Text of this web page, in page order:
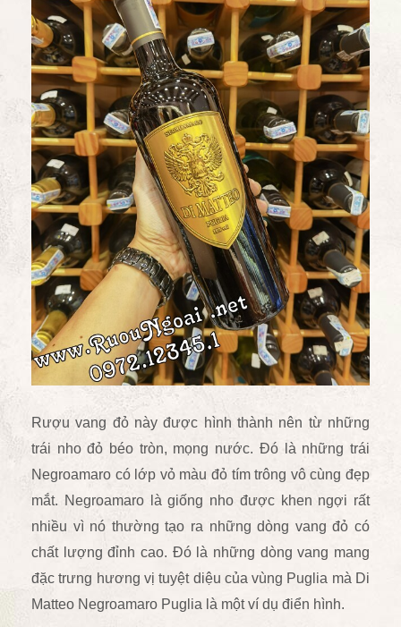
Rượu vang đỏ này được hình thành nên từ những
trái nho đỏ béo tròn, mọng nước. Đó là những trái
Negroamaro có lớp vỏ màu đỏ tím trông vô cùng đẹp
mắt. Negroamaro là giống nho được khen ngợi rất
nhiều vì nó thường tạo ra những dòng vang đỏ có
chất lượng đỉnh cao. Đó là những dòng vang mang
đặc trưng hương vị tuyệt diệu của vùng Puglia mà Di
Matteo Negroamaro Puglia là một ví dụ điển hình.